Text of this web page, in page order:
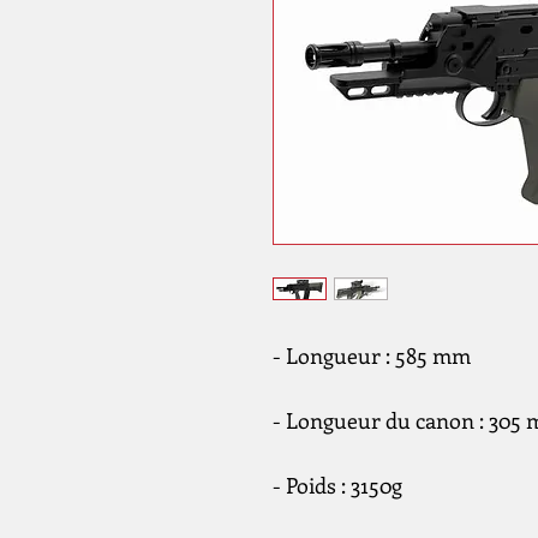
- Longueur : 585 mm
- Longueur du canon : 305
- Poids : 3150g